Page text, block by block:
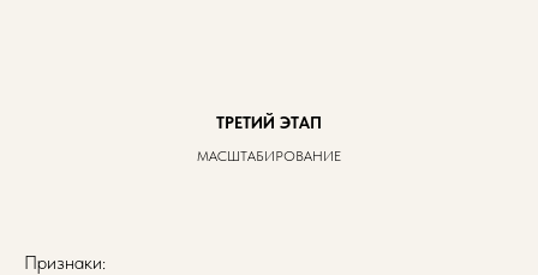
ТРЕТИЙ ЭТАП
МАСШТАБИРОВАНИЕ
Признаки: